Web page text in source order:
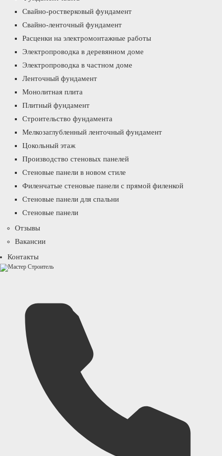
Свайно-ростверковый фундамент
Свайно-ленточный фундамент
Расценки на электромонтажные работы
Электропроводка в деревянном доме
Электропроводка в частном доме
Ленточный фундамент
Монолитная плита
Плитный фундамент
Строительство фундамента
Мелкозаглубленный ленточный фундамент
Цокольный этаж
Производство стеновых панелей
Стеновые панели в новом стиле
Филенчатые стеновые панели с прямой филенкой
Стеновые панели для спальни
Стеновые панели
Отзывы
Вакансии
Контакты